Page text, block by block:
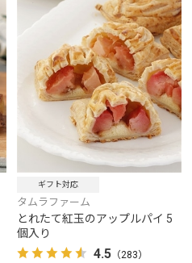
ギフト対応
タムラファーム
とれたて紅玉のアップルパイ 5
個入り
4.5（283）